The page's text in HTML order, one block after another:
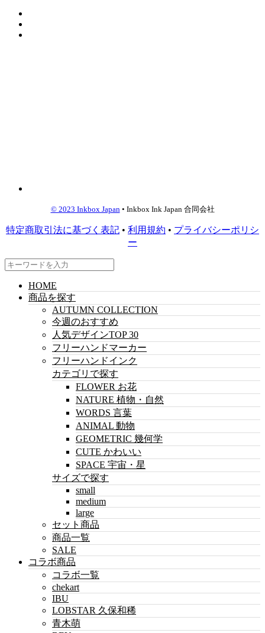
© 2023 Inkbox Japan• Inkbox Ink Japan 合同会社
特定商取引法に基づく表記 • 利用規約 • プライバシーポリシ
ー
HOME
商品を探す
AUTUMN COLLECTION
今週のおすすめ
人気デザインTOP 30
フリーハンドマーカー
フリーハンドインク
カテゴリで探す
FLOWER お花
NATURE 植物・自然
WORDS 言葉
ANIMAL 動物
GEOMETRIC 幾何学
CUTE かわいい
SPACE 宇宙・星
サイズで探す
small
medium
large
セット商品
商品一覧
SALE
コラボ商品
コラボ一覧
chekart
IBU
LOBSTAR 久保和稀
青木萌